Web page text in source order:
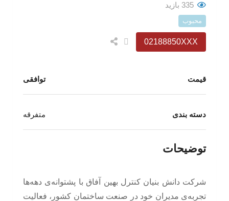
335 بازید
محبوب
02188850XXX
قیمت توافقی
دسته بندی متفرقه
توضیحات
شرکت دانش بنیان کنترل بهین آفاق با پشتوانه‌ی دهه‌ها
تجربه‌ی مدیران خود در صنعت ساختمان کشور، فعالیت